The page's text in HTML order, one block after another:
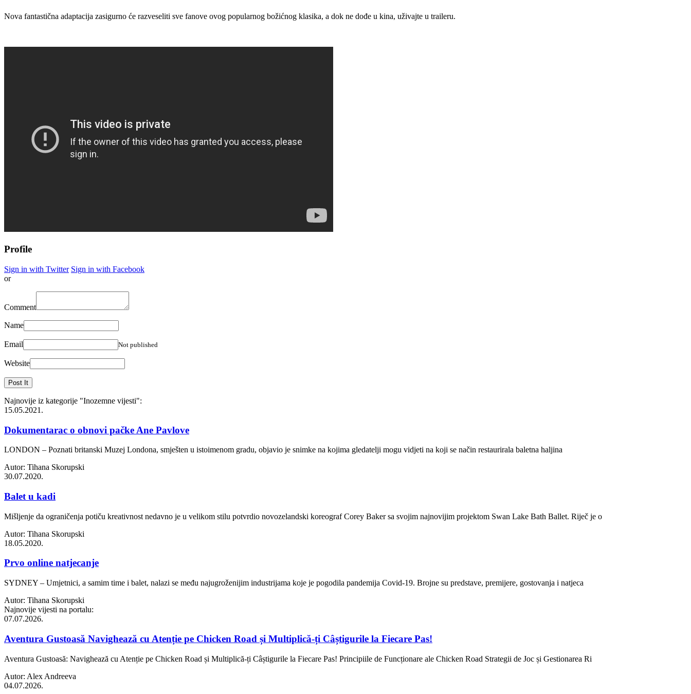
Nova fantastična adaptacija zasigurno će razveseliti sve fanove ovog popularnog božićnog klasika, a dok ne dođe u kina, uživajte u traileru.
Profile
Sign in with Twitter Sign in with Facebook
or
Comment
Name
Email Not published
Website
Najnovije iz kategorije "Inozemne vijesti":
15.05.2021.
Dokumentarac o obnovi pačke Ane Pavlove
LONDON – Poznati britanski Muzej Londona, smješten u istoimenom gradu, objavio je snimke na kojima gledatelji mogu vidjeti na koji se način restaurirala baletna haljina
Autor: Tihana Skorupski
30.07.2020.
Balet u kadi
Mišljenje da ograničenja potiču kreativnost nedavno je u velikom stilu potvrdio novozelandski koreograf Corey Baker sa svojim najnovijim projektom Swan Lake Bath Ballet. Riječ je o
Autor: Tihana Skorupski
18.05.2020.
Prvo online natjecanje
SYDNEY – Umjetnici, a samim time i balet, nalazi se među najugroženijim industrijama koje je pogodila pandemija Covid-19. Brojne su predstave, premijere, gostovanja i natjeca
Autor: Tihana Skorupski
Najnovije vijesti na portalu:
07.07.2026.
Aventura Gustoasă Navighează cu Atenție pe Chicken Road și Multiplică-ți Câștigurile la Fiecare Pas!
Aventura Gustoasă: Navighează cu Atenție pe Chicken Road și Multiplică-ți Câștigurile la Fiecare Pas! Principiile de Funcționare ale Chicken Road Strategii de Joc și Gestionarea Ri
Autor: Alex Andreeva
04.07.2026.